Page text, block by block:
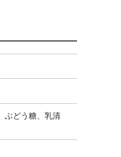
ぶどう糖、乳清